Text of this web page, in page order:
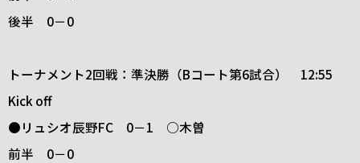
後半 0－0
トーナメント2回戦：準決勝（Bコート第6試合） 12:55
Kick off
●リュシオ辰野FC 0－1 ○木曽
前半 0－0